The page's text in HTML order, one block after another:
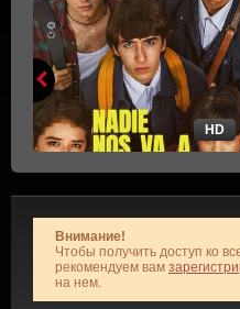
HD
Внимание!
Чтобы получить доступ ко
рекомендуем вам
на нем.